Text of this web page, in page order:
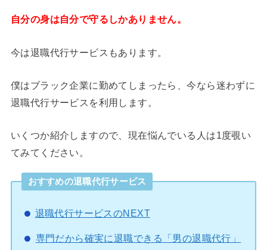
自分の身は自分で守るしかありません。
今は退職代行サービスもあります。
僕はブラック企業に勤めてしまったら、今なら迷わずに
退職代行サービスを利用します。
いくつか紹介しますので、現在悩んでいる人は1度覗い
てみてください。
おすすめの退職代行サービス
退職代行サービスのNEXT
専門だから確実に退職できる「男の退職代行」